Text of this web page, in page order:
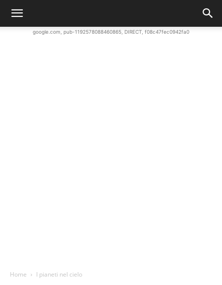
google.com, pub-1192578088460865, DIRECT, f08c47fec0942fa0
Home I pianeti nel cielo